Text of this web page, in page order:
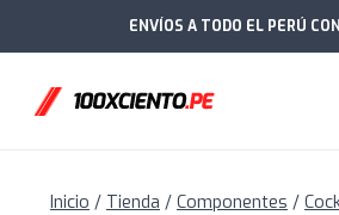
al
ENVÍOS A TODO EL PERÚ
Inicio / Tienda / Componentes /